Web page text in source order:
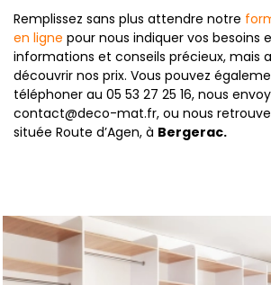
Remplissez sans plus attendre notre
en ligne pour nous indiquer vos besoins
informations et conseils précieux, mais
découvrir nos prix. Vous pouvez
téléphoner au 05 53 27 25 16, nous
contact@deco-mat.fr, ou nous
située Route d’Agen, à Bergerac.